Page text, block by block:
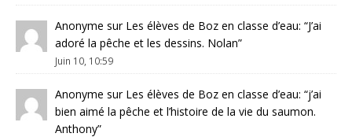
Anonyme sur Les élèves de Boz en classe d’eau: “J’ai
adoré la pêche et les dessins. Nolan”
Juin 10, 10:59
Anonyme sur Les élèves de Boz en classe d’eau: “j’ai
bien aimé la pêche et l’histoire de la vie du saumon.
Anthony”